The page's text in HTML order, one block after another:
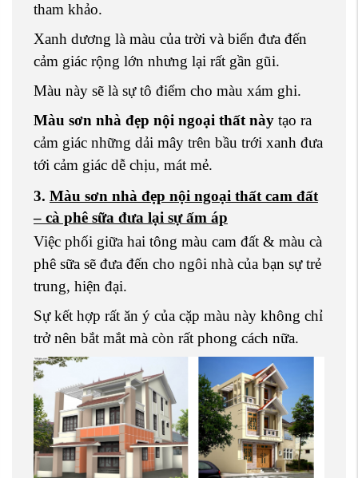
tham khảo.
Xanh dương là màu của trời và biển đưa đến
cảm giác rộng lớn nhưng lại rất gần gũi.
Màu này sẽ là sự tô điểm cho màu xám ghi.
Màu sơn nhà đẹp nội ngoại thất này tạo ra
cảm giác những dải mây trên bầu trới xanh đưa
tới cảm giác dễ chịu, mát mẻ.
3. Màu sơn nhà đẹp nội ngoại thất cam đất
– cà phê sữa đưa lại sự ấm áp
Việc phối giữa hai tông màu cam đất & màu cà
phê sữa sẽ đưa đến cho ngôi nhà của bạn sự trẻ
trung, hiện đại.
Sự kết hợp rất ăn ý của cặp màu này không chỉ
trở nên bắt mắt mà còn rất phong cách nữa.